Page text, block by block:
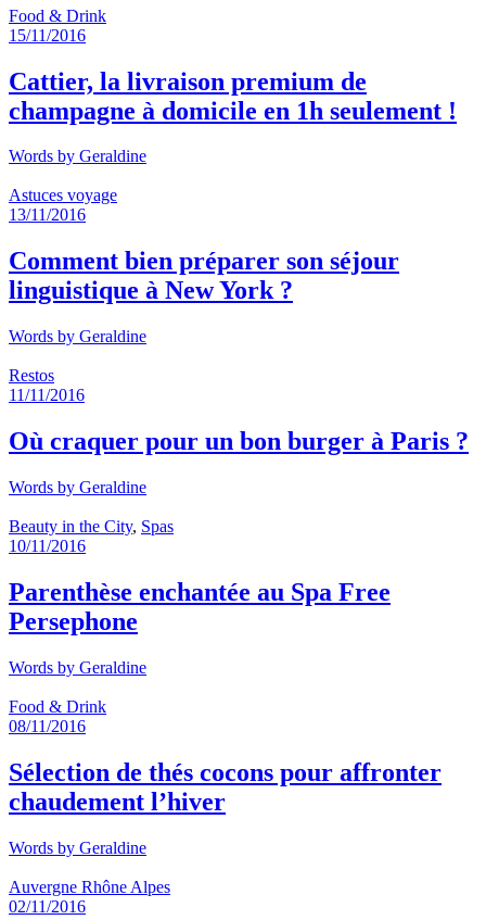
Food & Drink
15/11/2016
Cattier, la livraison premium de
champagne à domicile en 1h seulement !
Words by Geraldine
Astuces voyage
13/11/2016
Comment bien préparer son séjour
linguistique à New York ?
Words by Geraldine
Restos
11/11/2016
Où craquer pour un bon burger à Paris ?
Words by Geraldine
Beauty in the City, Spas
10/11/2016
Parenthèse enchantée au Spa Free
Persephone
Words by Geraldine
Food & Drink
08/11/2016
Sélection de thés cocons pour affronter
chaudement l’hiver
Words by Geraldine
Auvergne Rhône Alpes
02/11/2016